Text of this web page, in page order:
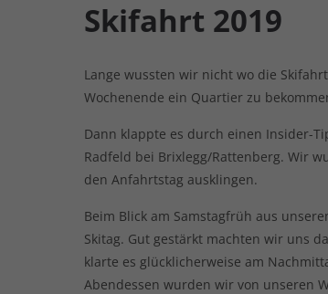
Skifahrt 2019
Lange wussten wir nicht wo die
Wochenende ein Quartier zu
Dann klappte es durch einen Insider-
Radfeld bei Brixlegg/Rattenberg. Wir
den Anfahrtstag ausklingen.
Beim Blick am Samstagfrüh aus
Skitag. Gut gestärkt machten wir uns
klarte es glücklicherweise am
Abendessen wurden wir von unseren